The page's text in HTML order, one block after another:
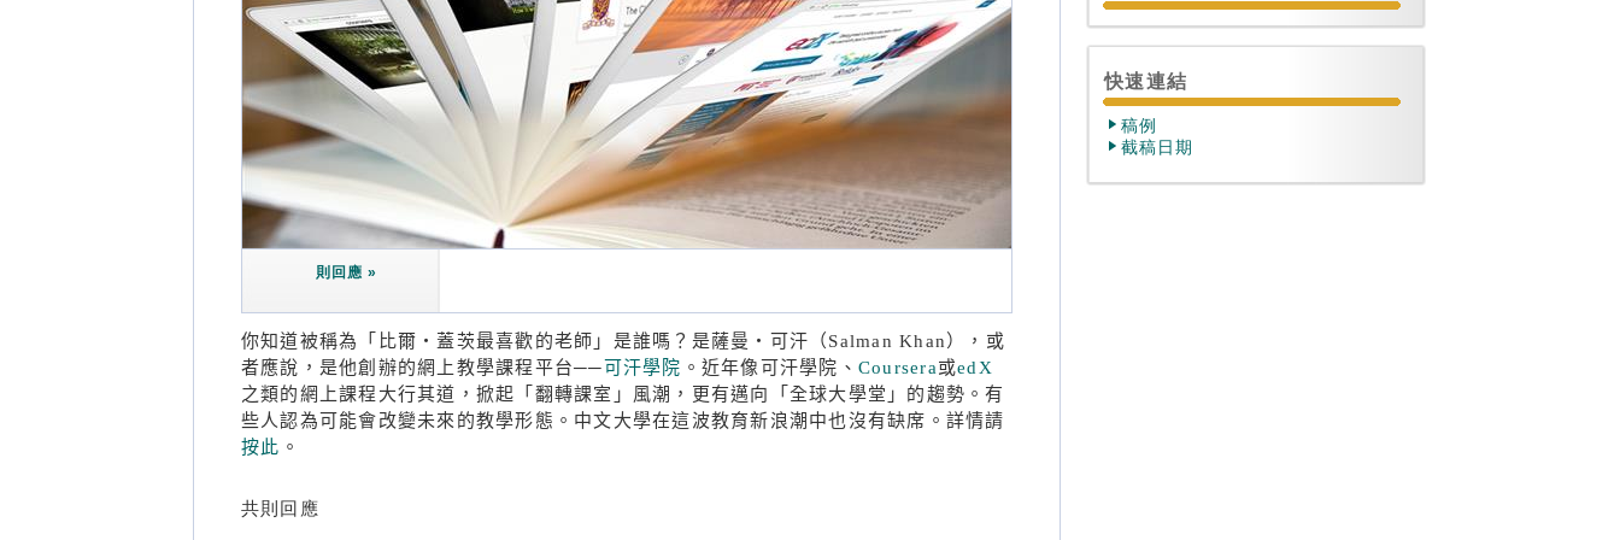
則回應 »
你知道被稱為「比爾‧蓋茨最喜歡的老師」是誰嗎？是薩曼‧可汗（Salman Khan），或
者應說，是他創辦的網上教學課程平台──可汗學院 。近年像可汗學院、 Coursera或edX
之類的網上課程大行其道，掀起「翻轉課室」風潮，更有邁向「全球大學堂」的趨勢。有
些人認為可能會改變未來的教學形態。中文大學在這波教育新浪潮中也沒有缺席。詳情請
按此 。
共則回應
快速連結
稿例
截稿日期